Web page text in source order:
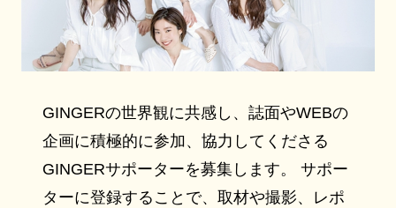
GINGERの世界観に共感し、誌面やWEBの
企画に積極的に参加、協力してくださる
GINGERサポーターを募集します。 サポー
ターに登録することで、取材や撮影、レポ